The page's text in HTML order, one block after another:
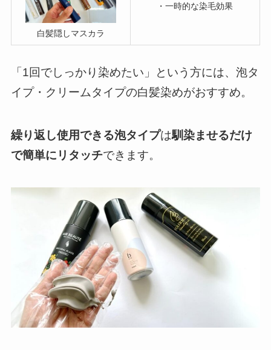
白髪隠しマスカラ
・一時的な染毛効果
「1回でしっかり染めたい」という方には、泡タ
イプ・クリームタイプの白髪染めがおすすめ。
繰り返し使用できる泡タイプは馴染ませるだけ
で簡単にリタッチできます。